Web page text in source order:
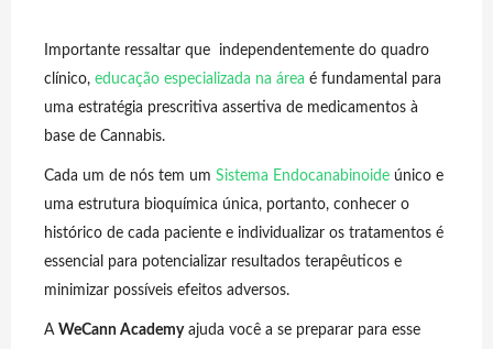
Importante ressaltar que independentemente do quadro
clínico, educação especializada na área é fundamental para
uma estratégia prescritiva assertiva de medicamentos à
base de Cannabis.
Cada um de nós tem um Sistema Endocanabinoide único e
uma estrutura bioquímica única, portanto, conhecer o
histórico de cada paciente e individualizar os tratamentos é
essencial para potencializar resultados terapêuticos e
minimizar possíveis efeitos adversos.
A WeCann Academyajuda você a se preparar para esse